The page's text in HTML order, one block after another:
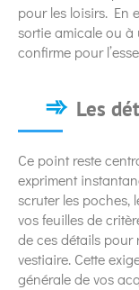
pour les loisirs. En
sortie amicale ou à
confirme pour
Les
Ce point reste
expriment
scruter les poches,
vos feuilles de
de ces détails pour
vestiaire. Cette
générale de vos